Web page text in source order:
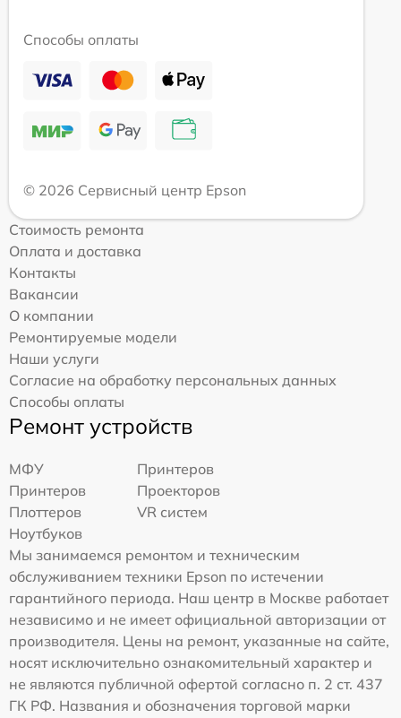
Способы оплаты
© 2026 Сервисный центр Epson
Стоимость ремонта
Оплата и доставка
Контакты
Вакансии
О компании
Ремонтируемые модели
Наши услуги
Согласие на обработку персональных данных
Способы оплаты
Ремонт устройств
МФУ
Принтеров
Принтеров
Проекторов
Плоттеров
VR систем
Ноутбуков
Мы занимаемся ремонтом и техническим
обслуживанием техники Epson по истечении
гарантийного периода. Наш центр в Москве работает
независимо и не имеет официальной авторизации от
производителя. Цены на ремонт, указанные на сайте,
носят исключительно ознакомительный характер и
не являются публичной офертой согласно п. 2 ст. 437
ГК РФ. Названия и обозначения торговой марки